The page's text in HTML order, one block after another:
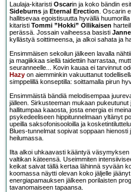
Laulaja-kitaristi Oscarin ja koko bändin
Sideburns ja Eternal Erection. Oscarin
hallitsevaa egoistisuutta hyvällä
kitaristi Tommi ”Hokki” Ollikaisen
perässä. Jossain vaiheessa basisti
kyllästyä soittimeensa, ja alkoi sahata ja
Ensimmäisen sekoilun jälkeen lavalla
ja magiikkaa siellä taidettiin harrastaa,
seuranneelle... Kovin kauaa ei tarvinnut
Hazy on aiemminkin vakuuttanut
simppelillä konseptilla: soittamalla pirun
Ensimmäistä bändiä melodisempaa
jälleen. Sirkusteeman mukaan
hallitumpaa kaaosta, josta energia ei
psykedeeliseen hippitunnelmaan yltänyt
upeilla saksofonisooloilla ja
Blues-tunnelmat sopivat soppaan
heilumassa.
Ilta alkoi uhkaavasti kääntyä väsymyksen
valtikan käteensä. Useimmiten
keikat saivat tällä kertaa lähinnä syvään
koomassa näytti olevan koko jäljelle
energiapamauksen jälkeen porilaisten
tavanomaiseen tapaansa.